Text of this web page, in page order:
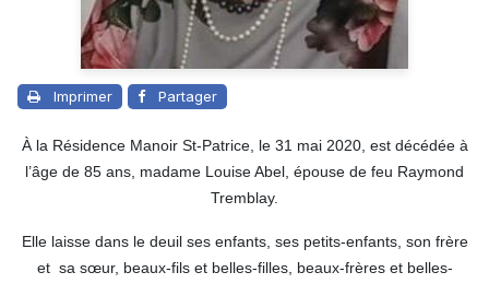
Imprimer Partager
À la Résidence Manoir St-Patrice, le 31 mai 2020, est décédée à
l’âge de 85 ans, madame Louise Abel, épouse de feu Raymond
Tremblay.
Elle laisse dans le deuil ses enfants, ses petits-enfants, son frère
et sa sœur, beaux-fils et belles-filles, beaux-frères et belles-